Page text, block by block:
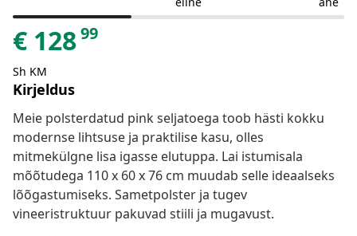
€ 12899
Sh KM
Kirjeldus
Meie polsterdatud pink seljatoega toob hästi kokku
modernse lihtsuse ja praktilise kasu, olles
mitmekülgne lisa igasse elutuppa. Lai istumisala
mõõtudega 110 x 60 x 76 cm muudab selle ideaalseks
lõõgastumiseks. Sametpolster ja tugev
vineeristruktuur pakuvad stiili ja mugavust.